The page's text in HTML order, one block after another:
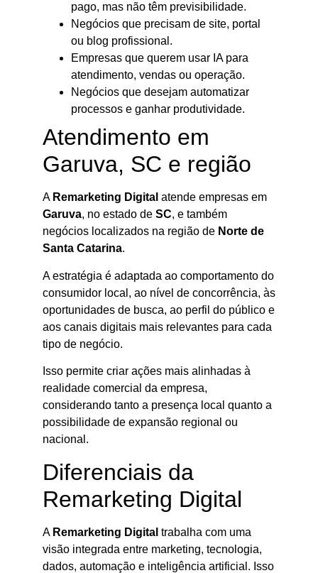
pago, mas não têm previsibilidade.
Negócios que precisam de site, portal
ou blog profissional.
Empresas que querem usar IA para
atendimento, vendas ou operação.
Negócios que desejam automatizar
processos e ganhar produtividade.
Atendimento em
Garuva, SC e região
A Remarketing Digital atende empresas em
Garuva, no estado de SC, e também
negócios localizados na região de Norte de
Santa Catarina.
A estratégia é adaptada ao comportamento do
consumidor local, ao nível de concorrência, às
oportunidades de busca, ao perfil do público e
aos canais digitais mais relevantes para cada
tipo de negócio.
Isso permite criar ações mais alinhadas à
realidade comercial da empresa,
considerando tanto a presença local quanto a
possibilidade de expansão regional ou
nacional.
Diferenciais da
Remarketing Digital
A Remarketing Digital trabalha com uma
visão integrada entre marketing, tecnologia,
dados, automação e inteligência artificial. Isso